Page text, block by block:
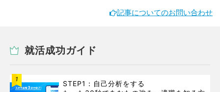
記事についてのお問い合わせ
就活成功ガイド
1
STEP1：自己分析をする